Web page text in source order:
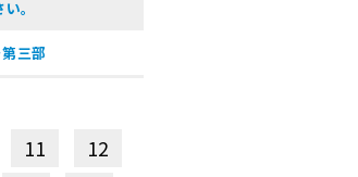
。
三部
11
12